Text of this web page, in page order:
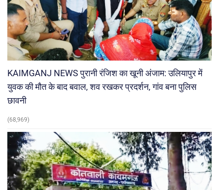
KAIMGANJ NEWS पुरानी रंजिश का खूनी अंजाम: उलियापुर में
युवक की मौत के बाद बवाल, शव रखकर प्रदर्शन, गांव बना पुलिस
छावनी
(68,969)